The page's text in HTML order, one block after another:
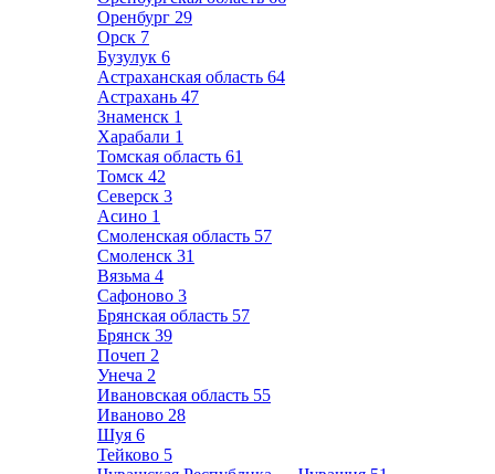
Оренбург 29
Орск 7
Бузулук 6
Астраханская область 64
Астрахань 47
Знаменск 1
Харабали 1
Томская область 61
Томск 42
Северск 3
Асино 1
Смоленская область 57
Смоленск 31
Вязьма 4
Сафоново 3
Брянская область 57
Брянск 39
Почеп 2
Унеча 2
Ивановская область 55
Иваново 28
Шуя 6
Тейково 5